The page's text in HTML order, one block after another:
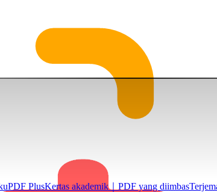
PDF PlusKertas akademik｜PDF yang diimbas